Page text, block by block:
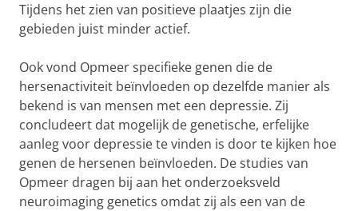
Tijdens het zien van positieve plaatjes zijn die
gebieden juist minder actief.
Ook vond Opmeer specifieke genen die de
hersenactiviteit beïnvloeden op dezelfde manier als
bekend is van mensen met een depressie. Zij
concludeert dat mogelijk de genetische, erfelijke
aanleg voor depressie te vinden is door te kijken hoe
genen de hersenen beïnvloeden. De studies van
Opmeer dragen bij aan het onderzoeksveld
neuroimaging genetics omdat zij als een van de